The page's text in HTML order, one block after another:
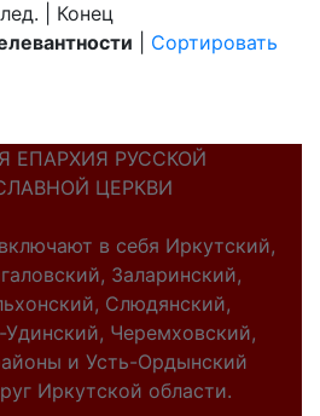
| Конец
Сортировать
ЕПАРХИЯ РУССКОЙ
ЦЕРКВИ
в себя Иркутский,
Заларинский,
Слюдянский,
Удинский, Черемховский,
и Усть-Ордынский
Иркутской области.